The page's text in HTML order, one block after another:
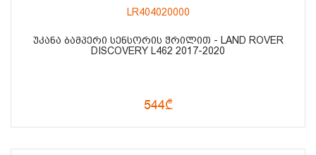
LR404020000
ᲣᲙᲐᲜᲐ ᲑᲐᲛᲞᲔᲠᲘ ᲡᲔᲜᲡᲝᲠᲘᲡ ᲭᲠᲘᲚᲘᲗ - LAND ROVER
DISCOVERY L462 2017-2020
544₾